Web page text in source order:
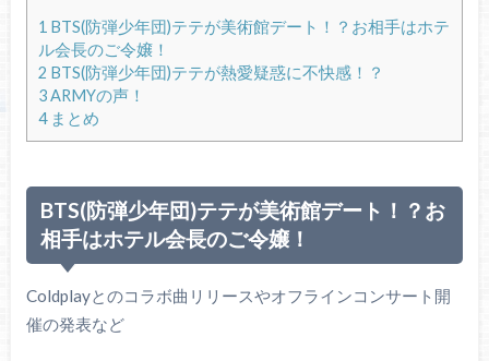
1 BTS(防弾少年団)テテが美術館デート！？お相手はホテ
ル会長のご令嬢！
2 BTS(防弾少年団)テテが熱愛疑惑に不快感！？
3ARMYの声！
4まとめ
BTS(防弾少年団)テテが美術館デート！？お
相手はホテル会長のご令嬢！
Coldplayとのコラボ曲リリースやオフラインコンサート開
催の発表など